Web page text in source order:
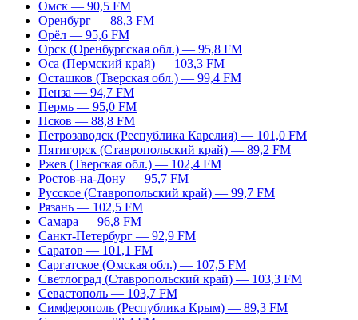
Омск — 90,5 FM
Оренбург — 88,3 FM
Орёл — 95,6 FM
Орск (Оренбургская обл.) — 95,8 FM
Оса (Пермский край) — 103,3 FM
Осташков (Тверская обл.) — 99,4 FM
Пенза — 94,7 FM
Пермь — 95,0 FM
Псков — 88,8 FM
Петрозаводск (Республика Карелия) — 101,0 FM
Пятигорск (Ставропольский край) — 89,2 FM
Ржев (Тверская обл.) — 102,4 FM
Ростов-на-Дону — 95,7 FM
Русское (Ставропольский край) — 99,7 FM
Рязань — 102,5 FM
Самара — 96,8 FM
Санкт-Петербург — 92,9 FM
Саратов — 101,1 FM
Саргатское (Омская обл.) — 107,5 FM
Светлоград (Ставропольский край) — 103,3 FM
Севастополь — 103,7 FM
Симферополь (Республика Крым) — 89,3 FM